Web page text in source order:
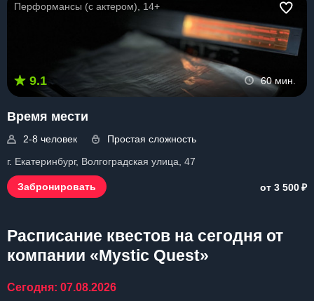
Перформансы (с актером), 14+
9.1 60 мин.
Время мести
2-8 человек
Простая сложность
г. Екатеринбург, Волгоградская улица, 47
Забронировать от 3 500₽
Расписание квестов на сегодня от
компании «Mystic Quest»
Сегодня: 07.08.2026